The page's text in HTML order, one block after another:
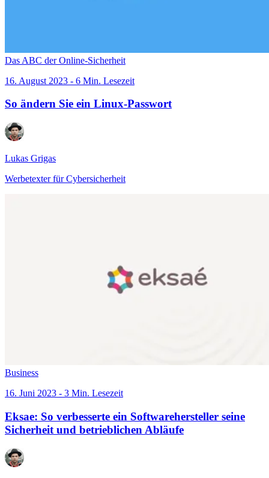
Das ABC der Online-Sicherheit
16. August 2023 - 6 Min. Lesezeit
So ändern Sie ein Linux-Passwort
Lukas Grigas
Werbetexter für Cybersicherheit
Business
16. Juni 2023 - 3 Min. Lesezeit
Eksae: So verbesserte ein Softwarehersteller seine
Sicherheit und betrieblichen Abläufe